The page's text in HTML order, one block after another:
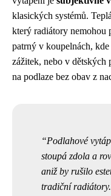
klasických systémů.
který radiátory nemohou
patrný v koupelnách,
zážitek, nebo v dětských
na podlaze bez obav z
Podlahové
stoupá zdola a
aniž by rušilo
tradiční